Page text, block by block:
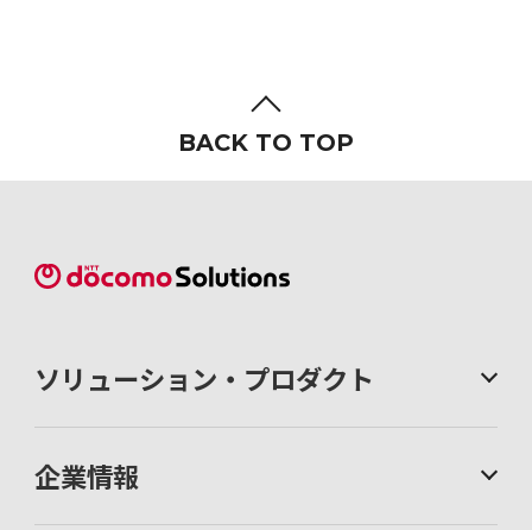
BACK TO TOP
ソリューション・ プロダクト
企業情報